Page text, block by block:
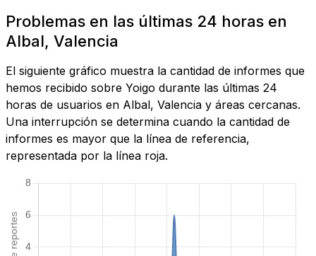
Problemas en las últimas 24 horas en
Albal, Valencia
El siguiente gráfico muestra la cantidad de informes que
hemos recibido sobre Yoigo durante las últimas 24
horas de usuarios en Albal, Valencia y áreas cercanas.
Una interrupción se determina cuando la cantidad de
informes es mayor que la línea de referencia,
representada por la línea roja.